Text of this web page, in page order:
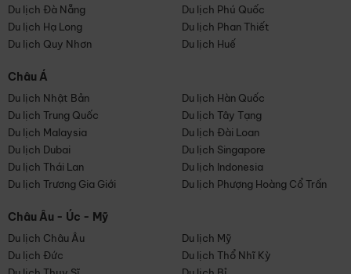
Du lịch Đà Nẵng
Du lịch Phú Quốc
Du lịch Hạ Long
Du lịch Phan Thiết
Du lịch Quy Nhơn
Du lịch Huế
Châu Á
Du lịch Nhật Bản
Du lịch Hàn Quốc
Du lịch Trung Quốc
Du lịch Tây Tạng
Du lịch Malaysia
Du lịch Đài Loan
Du lịch Dubai
Du lịch Singapore
Du lịch Thái Lan
Du lịch Indonesia
Du lịch Trương Gia Giới
Du lịch Phượng Hoàng Cổ Trấn
Châu Âu - Úc - Mỹ
Du lịch Châu Âu
Du lịch Mỹ
Du lịch Đức
Du lịch Thổ Nhĩ Kỳ